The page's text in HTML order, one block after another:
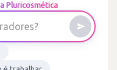
Pluricosmética